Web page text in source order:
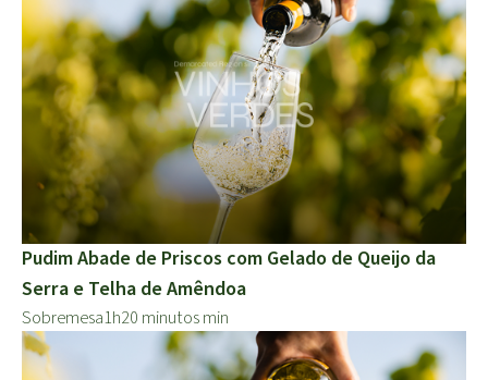
Pudim Abade de Priscos com Gelado de Queijo da
Serra e Telha de Amêndoa
Sobremesa1h20 minutos min